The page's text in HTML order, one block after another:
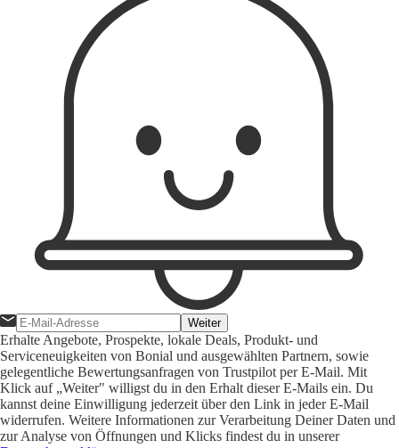
Weiter
Erhalte Angebote, Prospekte, lokale Deals, Produkt- und
Serviceneuigkeiten von Bonial und ausgewählten Partnern, sowie
gelegentliche Bewertungsanfragen von Trustpilot per E-Mail. Mit
Klick auf „Weiter" willigst du in den Erhalt dieser E-Mails ein. Du
kannst deine Einwilligung jederzeit über den Link in jeder E-Mail
widerrufen. Weitere Informationen zur Verarbeitung Deiner Daten und
zur Analyse von Öffnungen und Klicks findest du in unserer